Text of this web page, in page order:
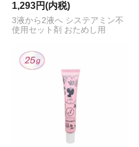
1,293円(内税)
3液から2液へ システアミン不
使用セット剤 おためし用